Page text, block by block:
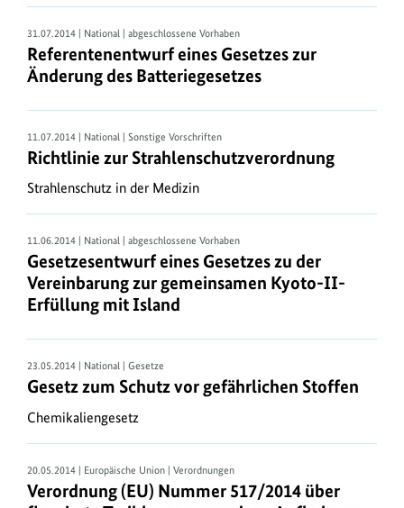
jeweils
geltenden
Fassung.
Umweltrechts
Durch
Richtlinien
Union,
den
Abschluss
umweltvölkerrechtlicher
Verträge
sowie
Regelungsaktivitäten
nationaler
entsteht
laufend
31.07.2014 | National | abgeschlossene Vorhaben
Referentenentwurf eines Gesetzes zur
Änderung des Batteriegesetzes
11.07.2014 | National | Sonstige Vorschriften
Richtlinie zur Strahlenschutzverordnung
Strahlenschutz in der Medizin
11.06.2014 | National | abgeschlossene Vorhaben
Gesetzesentwurf eines Gesetzes zu der
Vereinbarung zur gemeinsamen Kyoto-II-
Erfüllung mit Island
23.05.2014 | National | Gesetze
Gesetz zum Schutz vor gefährlichen Stoffen
Chemikaliengesetz
20.05.2014 | Europäische Union | Verordnungen
Verordnung (EU) Nummer 517/2014 über